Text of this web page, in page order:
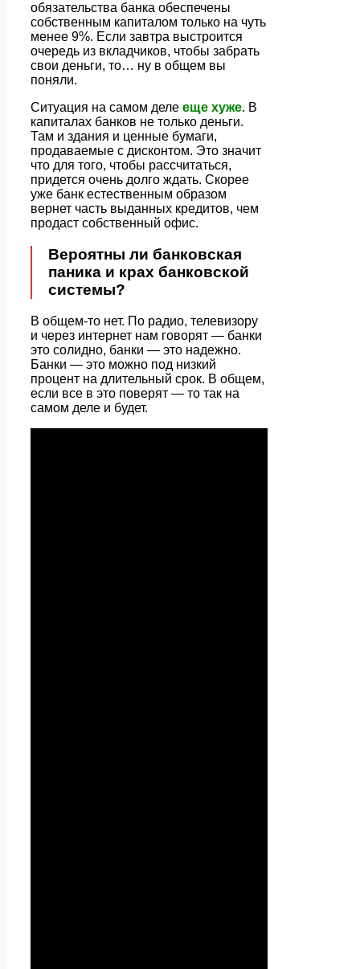
обязательства банка обеспечены
собственным капиталом только на чуть
менее 9%. Если завтра выстроится
очередь из вкладчиков, чтобы забрать
свои деньги, то… ну в общем вы
поняли.
Ситуация на самом деле еще хуже. В
капиталах банков не только деньги.
Там и здания и ценные бумаги,
продаваемые с дисконтом. Это значит
что для того, чтобы рассчитаться,
придется очень долго ждать. Скорее
уже банк естественным образом
вернет часть выданных кредитов, чем
продаст собственный офис.
Вероятны ли банковская
паника и крах банковской
системы?
В общем-то нет. По радио, телевизору
и через интернет нам говорят — банки
это солидно, банки — это надежно.
Банки — это можно под низкий
процент на длительный срок. В общем,
если все в это поверят — то так на
самом деле и будет.